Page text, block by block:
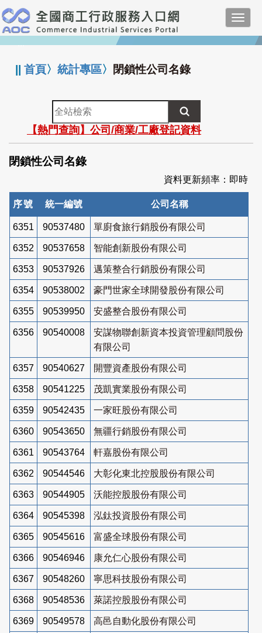
跳
到
主
要
:::
||首頁〉統計專區〉 閉鎖性公司名錄
全
站
檢
索
【熱門查詢】公司/商業/工廠登記資料
閉鎖性公司名錄
資料更新頻率：即時
序號 統一編號 公司名稱
6351 90537480 單廚食旅行銷股份有限公司
6352 90537658 智能創新股份有限公司
6353 90537926 邁策整合行銷股份有限公司
6354 90538002 豪門世家全球開發股份有限公司
6355 90539950 安盛整合股份有限公司
6356 90540008
安謀物聯創新資本投資管理顧問股份
有限公司
6357 90540627 開豐資產股份有限公司
6358 90541225 茂凱實業股份有限公司
6359 90542435 一家旺股份有限公司
6360 90543650 無疆行銷股份有限公司
6361 90543764 軒嘉股份有限公司
6362 90544546 大彰化東北控股股份有限公司
6363 90544905 沃能控股股份有限公司
6364 90545398 泓鈦投資股份有限公司
6365 90545616 富盛全球股份有限公司
6366 90546946 康允仁心股份有限公司
6367 90548260 寧思科技股份有限公司
6368 90548536 萊諾控股股份有限公司
6369 90549578 高邑自動化股份有限公司